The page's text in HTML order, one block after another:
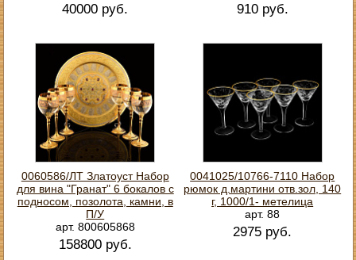
40000 руб. 910 руб.
0060586/ЛТ Златоуст Набор
для вина "Гранат" 6 бокалов с
подносом, позолота, камни, в
П/У
арт. 800605868
158800 руб.
0041025/10766-7110 Набор
рюмок д.мартини отв.зол, 140
г, 1000/1- метелица
арт. 88
2975 руб.